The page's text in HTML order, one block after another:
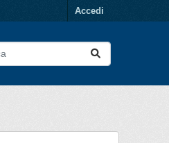
Accedi